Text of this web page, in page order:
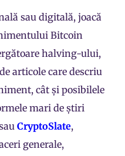
sau digitală, joacă
Bitcoin
halving-ului,
articole care descriu
cât și posibilele
mari de știri
CryptoSlate,
generale,